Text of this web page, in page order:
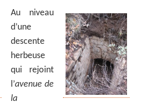
Au niveau
d’une
descente
herbeuse
qui rejoint
l’avenue de
la